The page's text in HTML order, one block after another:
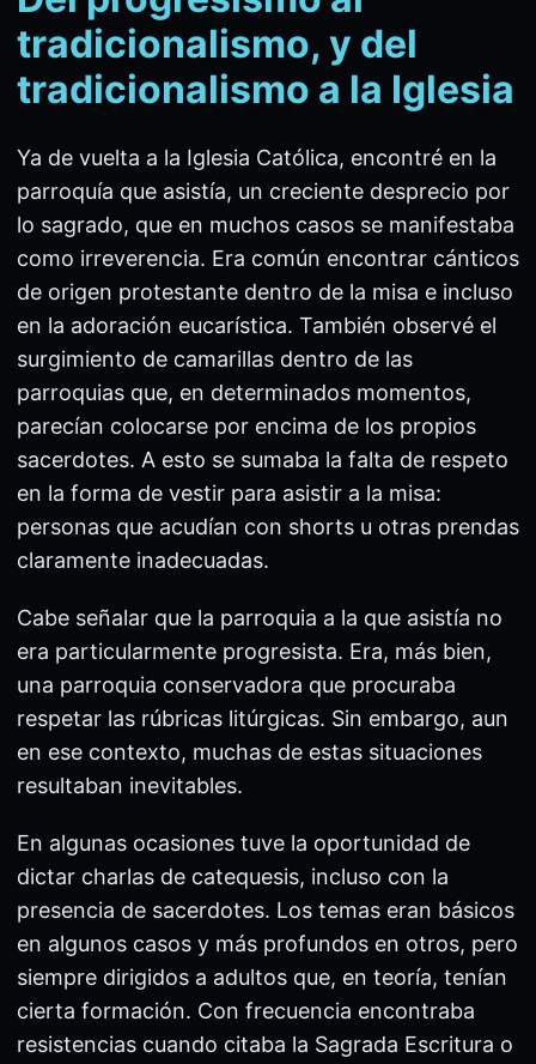
tradicionalismo, y del
tradicionalismo a la Iglesia
Ya de vuelta a la Iglesia Católica, encontré en la
parroquía que asistía, un creciente desprecio por
lo sagrado, que en muchos casos se manifestaba
como irreverencia. Era común encontrar cánticos
de origen protestante dentro de la misa e incluso
en la adoración eucarística. También observé el
surgimiento de camarillas dentro de las
parroquias que, en determinados momentos,
parecían colocarse por encima de los propios
sacerdotes. A esto se sumaba la falta de respeto
en la forma de vestir para asistir a la misa:
personas que acudían con shorts u otras prendas
claramente inadecuadas.
Cabe señalar que la parroquia a la que asistía no
era particularmente progresista. Era, más bien,
una parroquia conservadora que procuraba
respetar las rúbricas litúrgicas. Sin embargo, aun
en ese contexto, muchas de estas situaciones
resultaban inevitables.
En algunas ocasiones tuve la oportunidad de
dictar charlas de catequesis, incluso con la
presencia de sacerdotes. Los temas eran básicos
en algunos casos y más profundos en otros, pero
siempre dirigidos a adultos que, en teoría, tenían
cierta formación. Con frecuencia encontraba
resistencias cuando citaba la Sagrada Escritura o